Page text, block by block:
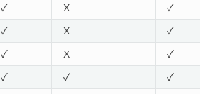
✓ X ✓
✓ X ✓
✓ X ✓
✓ ✓ ✓